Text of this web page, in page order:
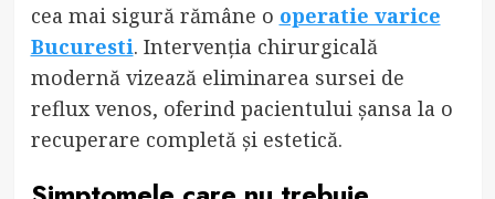
cea mai sigură rămâne o operatie varice
Bucuresti. Intervenția chirurgicală
modernă vizează eliminarea sursei de
reflux venos, oferind pacientului șansa la o
recuperare completă și estetică.